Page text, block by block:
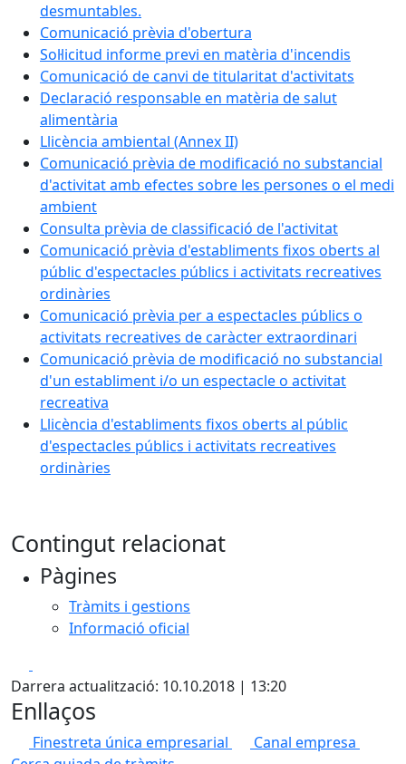
desmuntables.
Comunicació prèvia d'obertura
Sol·licitud informe previ en matèria d'incendis
Comunicació de canvi de titularitat d'activitats
Declaració responsable en matèria de salut
alimentària
Llicència ambiental (Annex II)
Comunicació prèvia de modificació no substancial
d'activitat amb efectes sobre les persones o el medi
ambient
Consulta prèvia de classificació de l'activitat
Comunicació prèvia d'establiments fixos oberts al
públic d'espectacles públics i activitats recreatives
ordinàries
Comunicació prèvia per a espectacles públics o
activitats recreatives de caràcter extraordinari
Comunicació prèvia de modificació no substancial
d'un establiment i/o un espectacle o activitat
recreativa
Llicència d'establiments fixos oberts al públic
d'espectacles públics i activitats recreatives
ordinàries
Contingut relacionat
Pàgines
Tràmits i gestions
Informació oficial
Darrera actualització: 10.10.2018 | 13:20
Enllaços
Finestreta única empresarial
Canal empresa